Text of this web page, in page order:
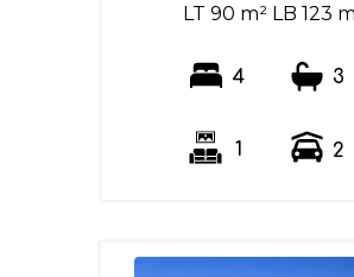
2
3
LT 90 m² LB 123
4
1